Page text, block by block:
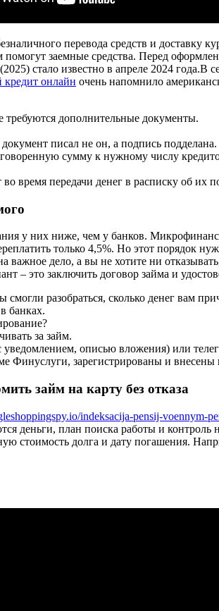
перевода средств и доставку
заемные средства. Перед
стало известно в апреле 2024
онлайн очень напомнило
требуются дополнительные документы.
писал не он, а подпись подделана.
сумму к нужному числу
время передачи денег в расписку об их
у них ниже, чем у банков.
только 4,5%. Но этот порядок
дело, а вы не хотите ни
– это заключить договор займа и
разобраться, сколько денег вам
банках.
за займ.
описью вложения) или
зарегистрированы и внесены
займ на карту без отказа
indeksacija-pensij-voennym-
деньги, план поиска работы и
стоимость долга и дату погашения.